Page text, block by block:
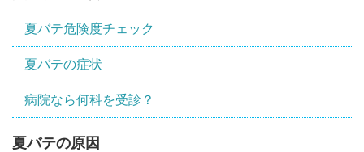
夏バテ危険度チェック
夏バテの症状
病院なら何科を受診？
夏バテの原因